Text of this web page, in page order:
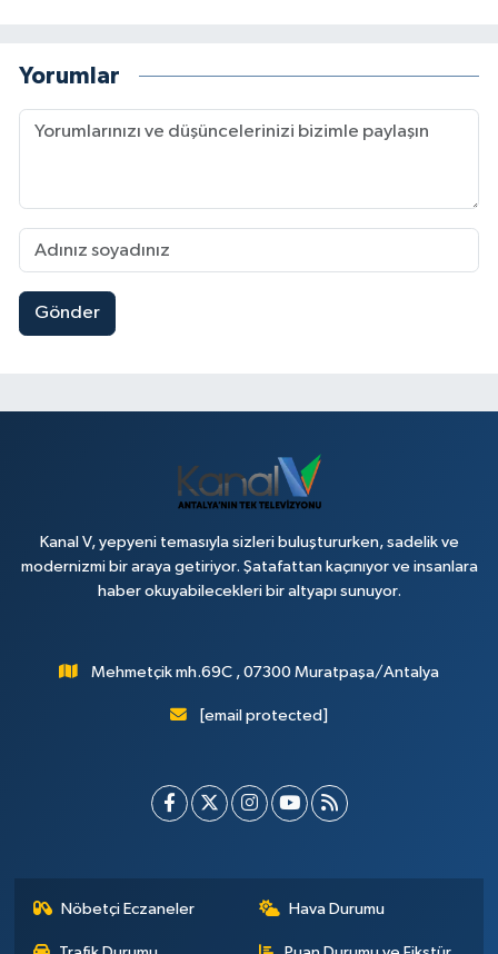
Yorumlar
Gönder
Kanal V, yepyeni temasıyla sizleri buluştururken, sadelik ve
modernizmi bir araya getiriyor. Şatafattan kaçınıyor ve insanlara
haber okuyabilecekleri bir altyapı sunuyor.
Mehmetçik mh.69C , 07300 Muratpaşa/Antalya
[email protected]
Nöbetçi Eczaneler Hava Durumu